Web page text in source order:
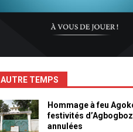
AUTRE TEMPS
Hommage à feu
festivités
annulées